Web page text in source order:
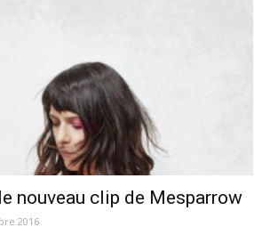
nouveau clip de Mesparrow
2016